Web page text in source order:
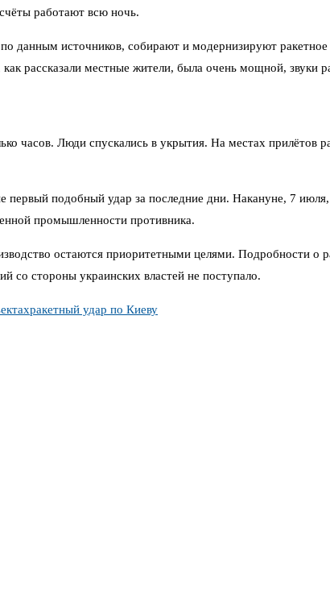
работают всю ночь.
источников, собирают и модернизируют
рассказали местные жители, была очень мощной, звуки
часов. Люди спускались в укрытия. На местах
подобный удар за последние дни. Накануне, 7
промышленности противника.
остаются приоритетными целями. Подробности о
стороны украинских властей не поступало.
ракетный удар по Киеву